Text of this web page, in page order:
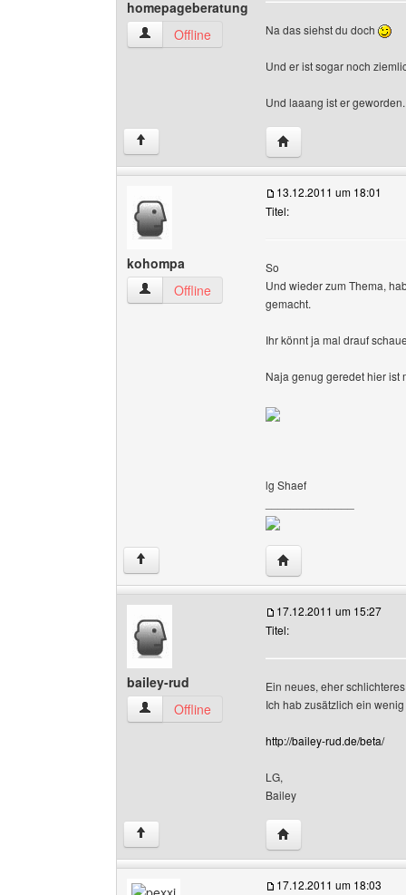
homepageberatung
homepageberatung Benutzer-Profile anzeigen
Offline Na das siehst du doch
Und er ist sogar noch
Und laaang ist er geworden.
↑ Website dieses
kohompa
kohompa Benutzer-Profile anzeigen
Offline
13.12.2011 um 18:01
Titel:
So
Und wieder zum Thema,
gemacht.
Ihr könnt ja mal drauf
Naja genug geredet hier ist
lg Shaef
↑ Website dieses
bailey-rud
bailey-rud Benutzer-Profile anzeigen
Offline
17.12.2011 um 15:27
Titel:
Ein neues, eher
Ich hab zusätzlich ein
http://bailey-rud.de/beta/
LG,
Bailey
↑ Website dieses
17.12.2011 um 18:03